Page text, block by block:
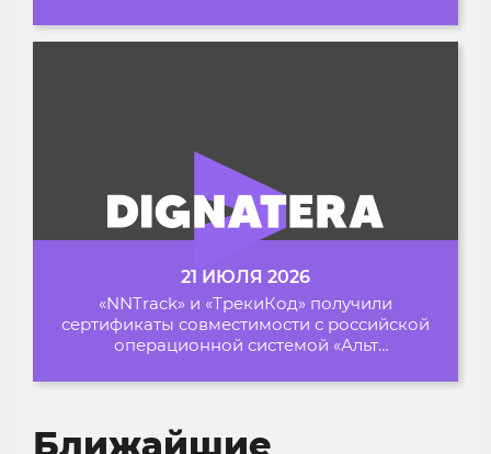
21 ИЮЛЯ 2026
«NNTrack» и «ТрекиКод» получили
сертификаты совместимости с российской
операционной системой «Альт
Ближайшие